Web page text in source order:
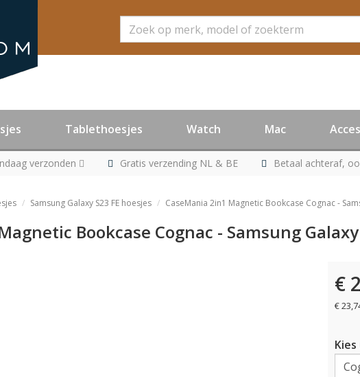
Zoeken
Tablethoesjes Watch Mac
verzonden Gratis verzending NL & BE Betaal achteraf,
Samsung Galaxy S23 FE hoesjes CaseMania 2in1 Magnetic Bookcase Cognac -
Bookcase Cognac - Samsung Galaxy
€
€